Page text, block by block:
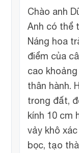
Chào anh
Anh có thể
Náng hoa
điểm của
cao
thân hành.
trong đất,
kính 10 cm
vảy khô
bọc, tạo